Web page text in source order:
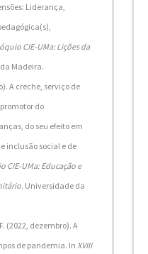
Liderança,
CIE-UMa: Lições da
Madeira.
A creche, serviço de
do
do seu efeito em
inclusão social e de
CIE-UMa: Educação e
. Universidade da
(2022, dezembro). A
de pandemia. In XVIII